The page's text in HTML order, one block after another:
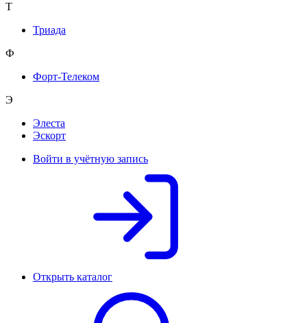
Т
Триада
Ф
Форт-Телеком
Э
Элеста
Эскорт
Войти в учётную запись
Открыть каталог